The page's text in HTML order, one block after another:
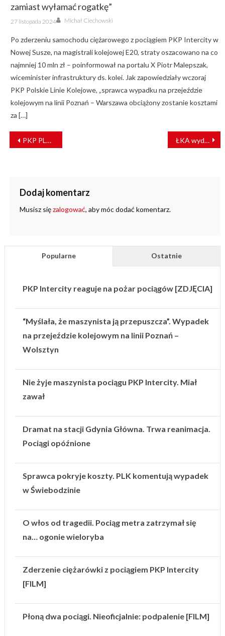
zamiast wyłamać rogatkę”
Posted
on
27 listopada 2024 Author
Michał Ciechowski
Po zderzeniu samochodu ciężarowego z pociągiem PKP Intercity w
Nowej Susze, na magistrali kolejowej E20, straty oszacowano na co
najmniej 10 mln zł – poinformował na portalu X Piotr Malepszak,
wiceminister infrastruktury ds. kolei. Jak zapowiedziały wczoraj
PKP Polskie Linie Kolejowe, „sprawca wypadku na przejeździe
kolejowym na linii Poznań – Warszawa obciążony zostanie kosztami
za […]
NAWIGACJA
WPISU
PKP PLK ogłosiła przetarg na modernizację na linii Warszawa – Otwock ŁKA wydłuża ważność biletów okresowych kolejnym grupom osób walczących z COVID-19
Dodaj komentarz
Musisz sięzalogować, aby móc dodać komentarz.
Popularne Ostatnie
PKP Intercity reaguje na pożar pociągów [ZDJĘCIA]
“Myślała, że maszynista ją przepuszcza”. Wypadek
na przejeździe kolejowym na linii Poznań –
Wolsztyn
Nie żyje maszynista pociągu PKP Intercity. Miał
zawał
Dramat na stacji Gdynia Główna. Trwa reanimacja.
Pociągi opóźnione
Sprawca pokryje koszty. PLK komentują wypadek
w Świebodzinie
O włos od tragedii. Pociąg metra zatrzymał się
na… ogonie wieloryba
Zderzenie ciężarówki z pociągiem PKP Intercity
[FILM]
Płoną dwa pociągi. Nieoficjalnie: podpalenie [FILM]